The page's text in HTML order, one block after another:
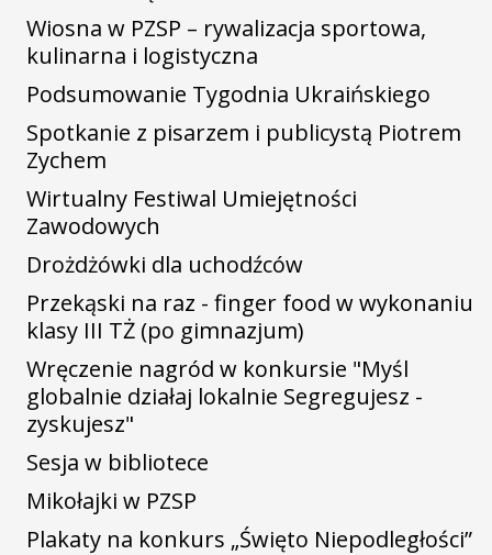
Wiosna w PZSP – rywalizacja sportowa,
kulinarna i logistyczna
Podsumowanie Tygodnia Ukraińskiego
Spotkanie z pisarzem i publicystą Piotrem
Zychem
Wirtualny Festiwal Umiejętności
Zawodowych
Drożdżówki dla uchodźców
Przekąski na raz - finger food w wykonaniu
klasy III TŻ (po gimnazjum)
Wręczenie nagród w konkursie "Myśl
globalnie działaj lokalnie Segregujesz -
zyskujesz"
Sesja w bibliotece
Mikołajki w PZSP
Plakaty na konkurs „Święto Niepodległości”